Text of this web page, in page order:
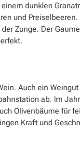
dunklen
und
Zunge. Der
Auch ein
ab. Im
Olivenbäume für
Kraft und